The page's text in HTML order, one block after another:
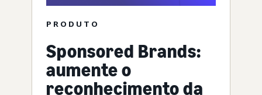
PRODUTO
Sponsored Brands:
aumente o
reconhecimento da